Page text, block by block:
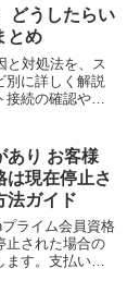
満載です。
どうしたらい
とめ
と対処法を、ス
別に詳しく解説
続の確認やア
あり お客様
は現在停止さ
法ガイド
ライム会員資格
止された場合の
す。支払い方